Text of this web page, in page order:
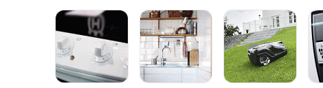
en stor del av vårt sortiment garantera leverans inom
Självklart erbjuder vi SVEA som ett räntefritt
serviceavdelning som utför garantiservice på de flesta